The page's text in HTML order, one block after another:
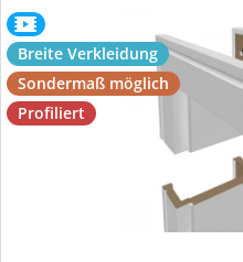
Breite Verkleidung
Sondermaß möglich
Profiliert